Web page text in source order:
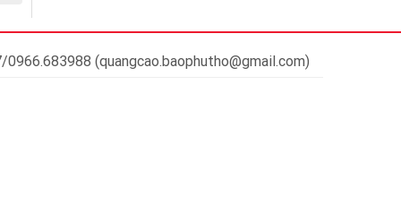
(quangcao.baophutho@gmail.com)